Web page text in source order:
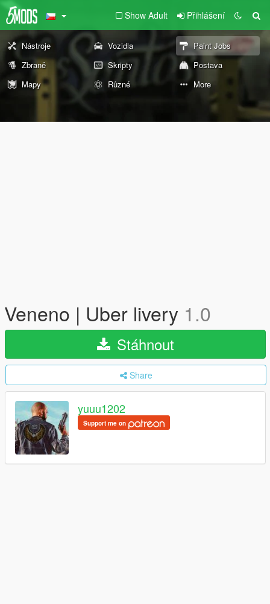
Show Adult Přihlášení
Nástroje Vozidla
Paint Jobs
Zbraně
Skripty
Postava
Mapy
Různé More
Veneno | Uber livery 1.0
Stáhnout
Share
yuuu1202
Support me on